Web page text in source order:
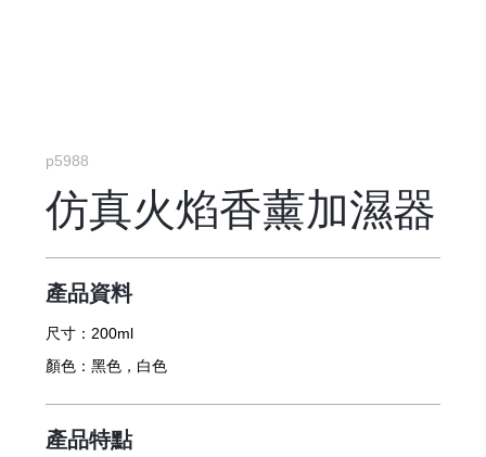
p5988
仿真火焰香薰加濕器
產品資料
尺寸： 200ml
顏色： 黑色，白色
產品特點